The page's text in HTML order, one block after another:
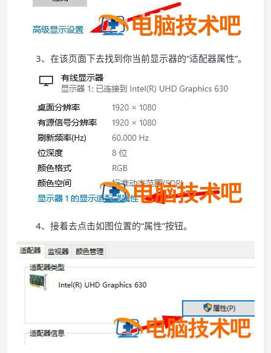
3、在该页面下去找到你当前显示器的“适配器属性”。
4、接着去点击如图位置的“属性”按钮。